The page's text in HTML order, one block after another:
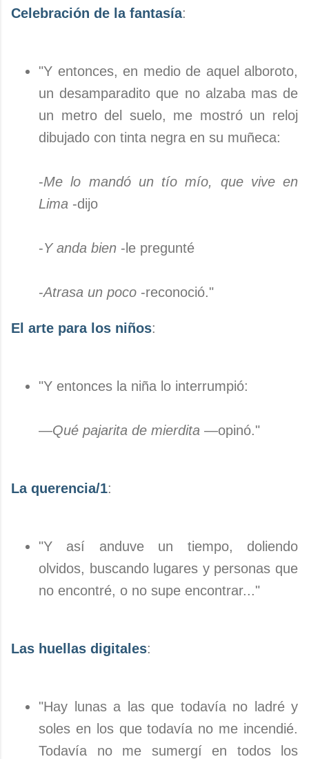
Celebración de la fantasía:
"Y entonces, en medio de aquel alboroto,
un desamparadito que no alzaba mas de
un metro del suelo, me mostró un reloj
dibujado con tinta negra en su muñeca:
-Me lo mandó un tío mío, que vive en
Lima -dijo
-Y anda bien -le pregunté
-Atrasa un poco -reconoció."
El arte para los niños:
"Y entonces la niña lo interrumpió:
—Qué pajarita de mierdita —opinó."
La querencia/1:
"Y así anduve un tiempo, doliendo
olvidos, buscando lugares y personas que
no encontré, o no supe encontrar..."
Las huellas digitales:
"Hay lunas a las que todavía no ladré y
soles en los que todavía no me incendié.
Todavía no me sumergí en todos los